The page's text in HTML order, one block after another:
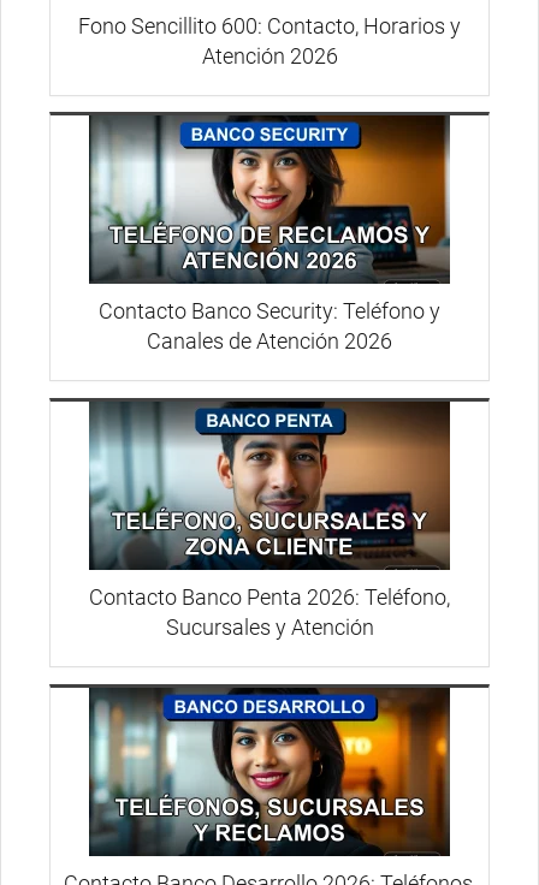
Fono Sencillito 600: Contacto, Horarios y
Atención 2026
Contacto Banco Security: Teléfono y
Canales de Atención 2026
Contacto Banco Penta 2026: Teléfono,
Sucursales y Atención